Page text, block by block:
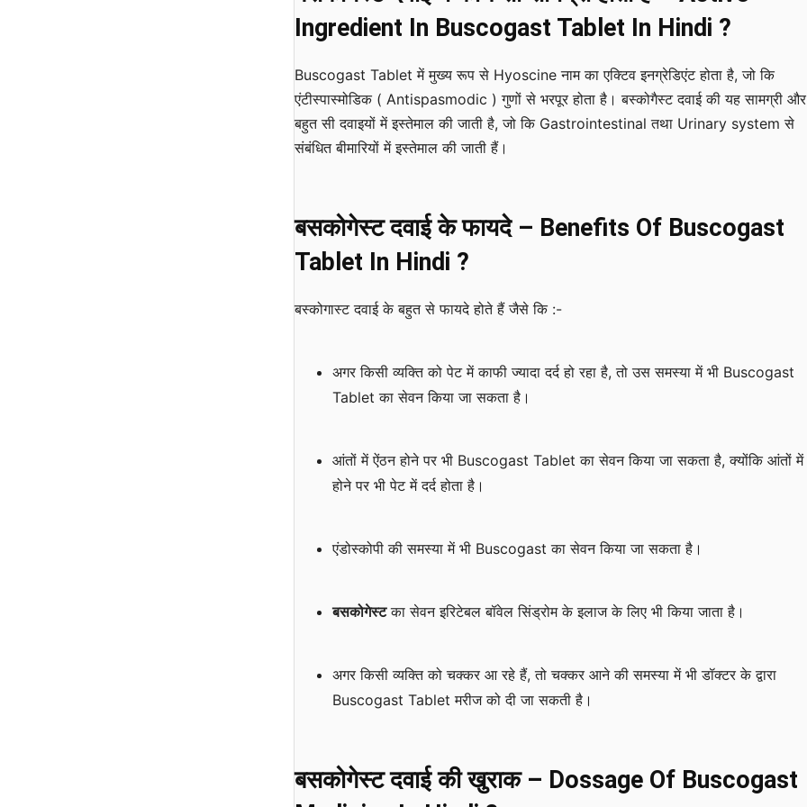
Ingredient In Buscogast Tablet In Hindi ?
Buscogast Tablet में मुख्य रूप से Hyoscine नाम का एक्टिव इनग्रेडिएंट होता है, जो कि
एंटीस्पास्मोडिक ( Antispasmodic ) गुणों से भरपूर होता है। बस्कोगैस्ट दवाई की यह सामग्री और
बहुत सी दवाइयों में इस्तेमाल की जाती है, जो कि Gastrointestinal तथा Urinary system से
संबंधित बीमारियों में इस्तेमाल की जाती हैं।
बसकोगेस्टदवाई के फायदे – Benefits Of Buscogast
Tablet In Hindi ?
बस्कोगास्ट दवाई के बहुत से फायदे होते हैं जैसे कि :-
अगर किसी व्यक्ति को पेट में काफी ज्यादा दर्द हो रहा है, तो उस समस्या में भी Buscogast
Tablet का सेवन किया जा सकता है।
आंतों में ऐंठन होने पर भी Buscogast Tablet का सेवन किया जा सकता है, क्योंकि आंतों में
होने पर भी पेट में दर्द होता है।
एंडोस्कोपी की समस्या में भी Buscogast का सेवन किया जा सकता है।
बसकोगेस्टका सेवन इरिटेबल बॉवेल सिंड्रोम के इलाज के लिए भी किया जाता है।
अगर किसी व्यक्ति को चक्कर आ रहे हैं, तो चक्कर आने की समस्या में भी डॉक्टर के द्वारा
Buscogast Tablet मरीज को दी जा सकती है।
बसकोगेस्टदवाई की खुराक – Dossage Of Buscogast